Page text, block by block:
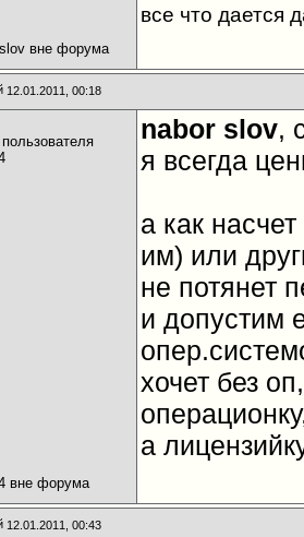
все что дается
12.01.2011, 00:18
nabor slov,
я всегда
а как
им) или
не потянет
и допустим
хочет без
а
12.01.2011, 00:43